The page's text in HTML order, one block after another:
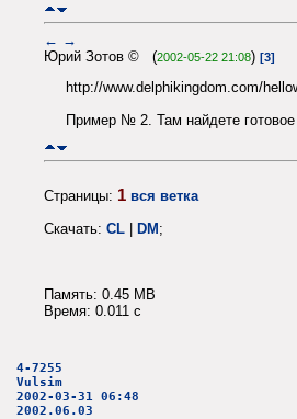
← →
Юрий Зотов © (2002-05-22 21:08) [3]
http://www.delphikingdom.com/
Пример № 2. Там найдете
Страницы: 1 вся ветка
Скачать: CL | DM;
Память: 0.45 MB
Время: 0.011 c
4-7255
Vulsim
2002-03-31 06:48
2002.06.03